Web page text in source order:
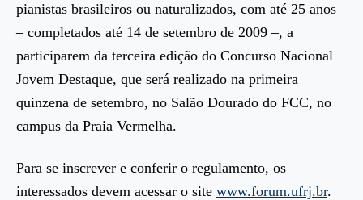
pianistas brasileiros ou naturalizados, com até 25 anos
– completados até 14 de setembro de 2009 –, a
participarem da terceira edição do Concurso Nacional
Jovem Destaque, que será realizado na primeira
quinzena de setembro, no Salão Dourado do FCC, no
campus da Praia Vermelha.
Para se inscrever e conferir o regulamento, os
interessados devem acessar o site www.forum.ufrj.br.